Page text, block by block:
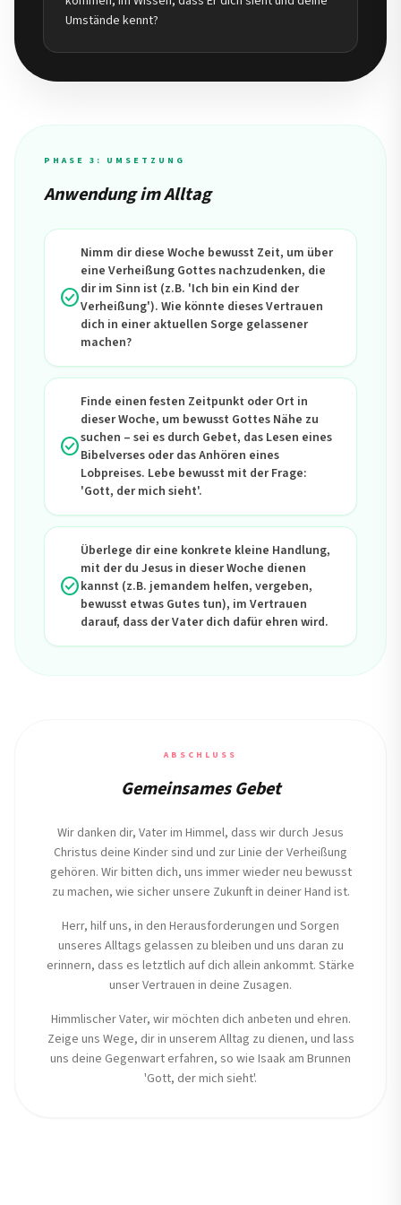
Umstände kennt?
PHASE 3: UMSETZUNG
Anwendung im Alltag
check_circle
Nimm dir diese Woche bewusst Zeit, um über
eine Verheißung Gottes nachzudenken, die
dir im Sinn ist (z.B. 'Ich bin ein Kind der
Verheißung'). Wie könnte dieses Vertrauen
dich in einer aktuellen Sorge gelassener
machen?
check_circle
Finde einen festen Zeitpunkt oder Ort in
dieser Woche, um bewusst Gottes Nähe zu
suchen – sei es durch Gebet, das Lesen eines
Bibelverses oder das Anhören eines
Lobpreises. Lebe bewusst mit der Frage:
'Gott, der mich sieht'.
check_circle
Überlege dir eine konkrete kleine Handlung,
mit der du Jesus in dieser Woche dienen
kannst (z.B. jemandem helfen, vergeben,
bewusst etwas Gutes tun), im Vertrauen
darauf, dass der Vater dich dafür ehren wird.
ABSCHLUSS
Gemeinsames Gebet
Wir danken dir, Vater im Himmel, dass wir durch Jesus
Christus deine Kinder sind und zur Linie der Verheißung
gehören. Wir bitten dich, uns immer wieder neu bewusst
zu machen, wie sicher unsere Zukunft in deiner Hand ist.
Herr, hilf uns, in den Herausforderungen und Sorgen
unseres Alltags gelassen zu bleiben und uns daran zu
erinnern, dass es letztlich auf dich allein ankommt. Stärke
unser Vertrauen in deine Zusagen.
Himmlischer Vater, wir möchten dich anbeten und ehren.
Zeige uns Wege, dir in unserem Alltag zu dienen, und lass
uns deine Gegenwart erfahren, so wie Isaak am Brunnen
'Gott, der mich sieht'.